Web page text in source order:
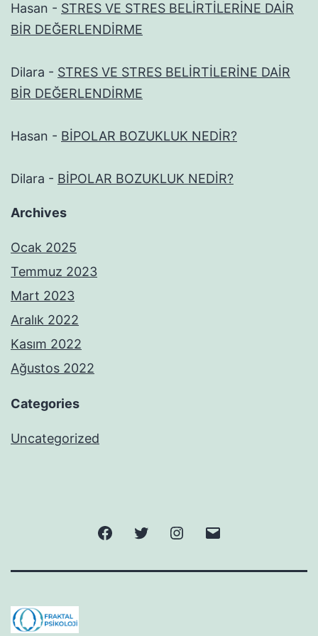
Hasan - STRES VE STRES BELİRTİLERİNE DAİR
BİR DEĞERLENDİRME
Dilara - STRES VE STRES BELİRTİLERİNE DAİR
BİR DEĞERLENDİRME
Hasan - BİPOLAR BOZUKLUK NEDİR?
Dilara - BİPOLAR BOZUKLUK NEDİR?
Archives
Ocak 2025
Temmuz 2023
Mart 2023
Aralık 2022
Kasım 2022
Ağustos 2022
Categories
Uncategorized
FacebookTwitter Instagram